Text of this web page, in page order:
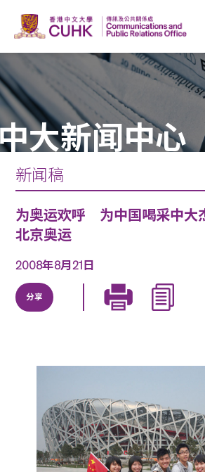
大新闻中心
新闻稿
为奥运欢呼 为中国喝采中大
北京奥运
2008年8月21日
分享